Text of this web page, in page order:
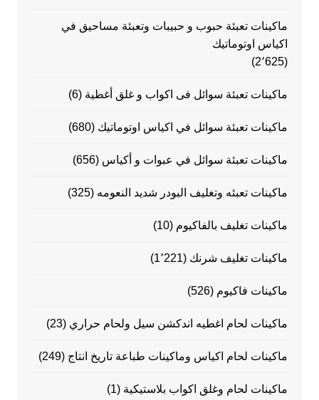
ماكينات تعبئة حبوب و حبيبات وتعبئة مساحيق في
اكياس اوتوماتيك
(2٬625)
ماكينات تعبئة سوائل فى اكواب و غلق أغطية (6)
ماكينات تعبئة سوائل في اكياس اوتوماتيك (680)
ماكينات تعبئة سوائل في عبوات و أكياس (656)
ماكينات تعبئه وتغليف البودر شديد النعومه (325)
ماكينات تغليف بالفاكيوم (10)
ماكينات تغليف شرنك (1٬221)
ماكينات فاكيوم (526)
ماكينات لحام اغطيه اندكشن سيل ولحام حراري (23)
ماكينات لحام اكياس وماكينات طباعة تاريخ انتاج (249)
ماكينات لحام وغلق اكواب بلاستيكية (1)